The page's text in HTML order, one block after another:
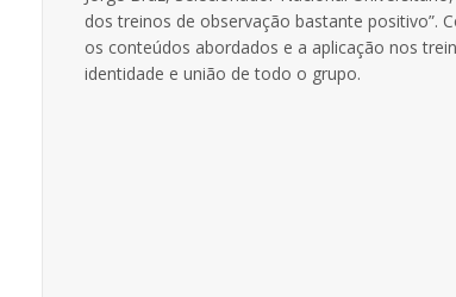
dos treinos de observação bastante positivo”.
os conteúdos abordados e a aplicação nos
identidade e união de todo o grupo.